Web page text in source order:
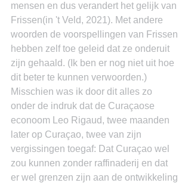
mensen en dus verandert het gelijk van
Frissen(in 't Veld, 2021). Met andere
woorden de voorspellingen van Frissen
hebben zelf toe geleid dat ze onderuit
zijn gehaald. (Ik ben er nog niet uit hoe
dit beter te kunnen verwoorden.)
Misschien was ik door dit alles zo
onder de indruk dat de Curaçaose
econoom Leo Rigaud, twee maanden
later op Curaçao, twee van zijn
vergissingen toegaf: Dat Curaçao wel
zou kunnen zonder raffinaderij en dat
er wel grenzen zijn aan de ontwikkeling